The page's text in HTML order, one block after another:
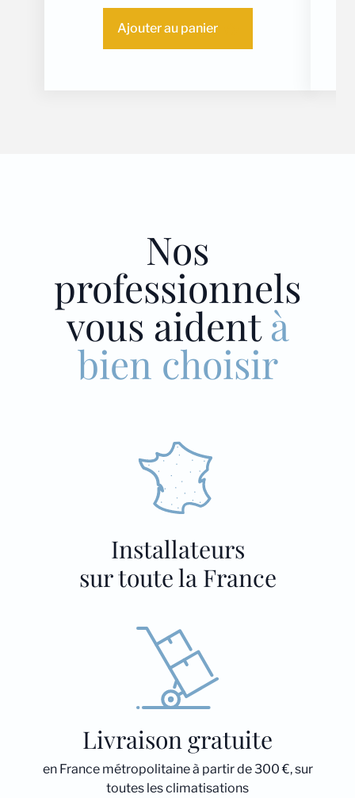
Ajouter au panier
Nos
professionnels
vous aidentà
bien choisir
Installateurs
sur toute la France
Livraison gratuite
en France métropolitaine à partir de 300 €, sur
toutes les climatisations